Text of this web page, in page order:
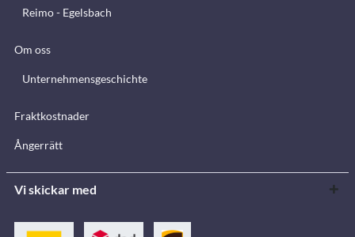
Reimo - Egelsbach
Om oss
Unternehmensgeschichte
Fraktkostnader
Ångerrätt
Vi skickar med